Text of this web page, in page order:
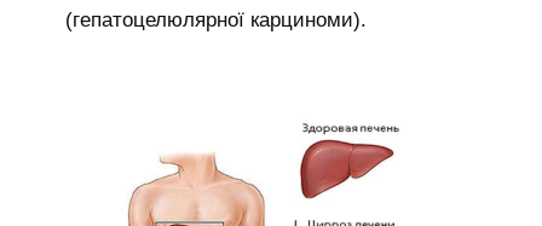
(гепатоцелюлярної карциноми).